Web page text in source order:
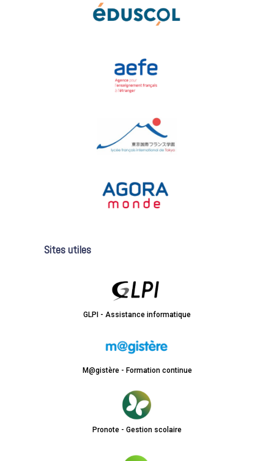
Sites utiles
GLPI - Assistance informatique
M@gistère - Formation continue
Pronote - Gestion scolaire